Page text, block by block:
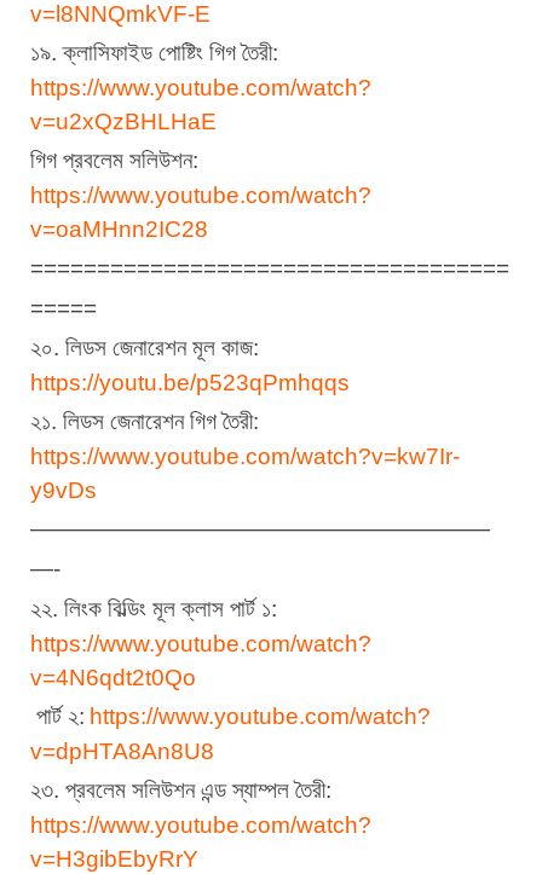
v=l8NNQmkVF-E
১৯. ক্লাসিফাইড পোষ্টিং গিগ তৈরী:
https://www.youtube.com/watch?
v=u2xQzBHLHaE
গিগ প্রবলেম সলিউশন:
https://www.youtube.com/watch?
v=oaMHnn2IC28
====================================
=====
২০. লিডস জেনারেশন মূল কাজ:
https://youtu.be/p523qPmhqqs
২১. লিডস জেনারেশন গিগ তৈরী:
https://www.youtube.com/watch?v=kw7Ir-
y9vDs
————————————————————
—-
২২. লিংক বিল্ডিং মূল ক্লাস পার্ট ১:
https://www.youtube.com/watch?
v=4N6qdt2t0Qo
পার্ট ২: https://www.youtube.com/watch?
v=dpHTA8An8U8
২৩. প্রবলেম সলিউশন এন্ড স্যাম্পল তৈরী:
https://www.youtube.com/watch?
v=H3gibEbyRrY